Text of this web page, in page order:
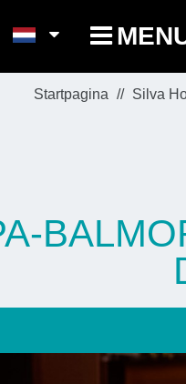
Startpagina Silva